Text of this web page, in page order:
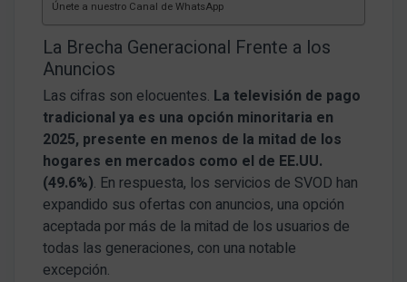
Únete a nuestro Canal de WhatsApp
La Brecha Generacional Frente a los
Anuncios
Las cifras son elocuentes. La televisión de pago
tradicional ya es una opción minoritaria en
2025, presente en menos de la mitad de los
hogares en mercados como el de EE.UU.
(49.6%). En respuesta, los servicios de SVOD han
expandido sus ofertas con anuncios, una opción
aceptada por más de la mitad de los usuarios de
todas las generaciones, con una notable
excepción.